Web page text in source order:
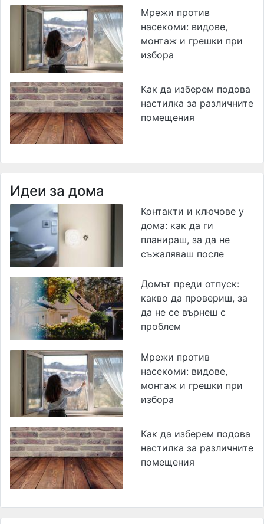
Мрежи против
насекоми: видове,
монтаж и грешки при
избора
Как да изберем подова
настилка за различните
помещения
Идеи за дома
Контакти и ключове у
дома: как да ги
планираш, за да не
съжаляваш после
Домът преди отпуск:
какво да провериш, за
да не се върнеш с
проблем
Мрежи против
насекоми: видове,
монтаж и грешки при
избора
Как да изберем подова
настилка за различните
помещения